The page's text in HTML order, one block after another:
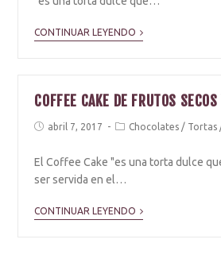
CONTINUAR LEYENDO
COFFEE CAKE DE FRUTOS SECOS
abril 7, 2017 Chocolates / Tortas
El Coffee Cake "es una torta dulce
ser servida en el…
CONTINUAR LEYENDO